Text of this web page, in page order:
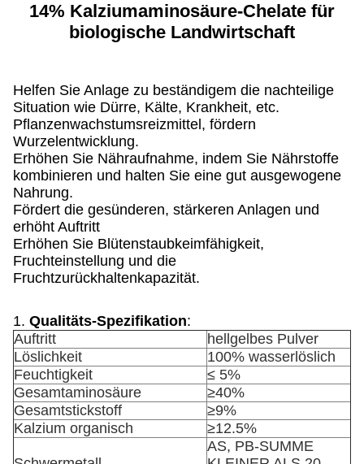
14% Kalziumaminosäure-Chelate für
biologische Landwirtschaft
Helfen Sie Anlage zu beständigem die nachteilige
Situation wie Dürre, Kälte, Krankheit, etc.
Pflanzenwachstumsreizmittel, fördern
Wurzelentwicklung.
Erhöhen Sie Nähraufnahme, indem Sie Nährstoffe
kombinieren und halten Sie eine gut ausgewogene
Nahrung.
Fördert die gesünderen, stärkeren Anlagen und
erhöht Auftritt
Erhöhen Sie Blütenstaubkeimfähigkeit,
Fruchteinstellung und die
Fruchtzurückhaltenkapazität.
1. Qualitäts-Spezifikation:
Auftritt
hellgelbes Pulver
Löslichkeit
100% wasserlöslich
Feuchtigkeit
≤ 5%
Gesamtaminosäure
≥40%
Gesamtstickstoff
≥9%
Kalzium organisch
≥12.5%
AS, PB-SUMME